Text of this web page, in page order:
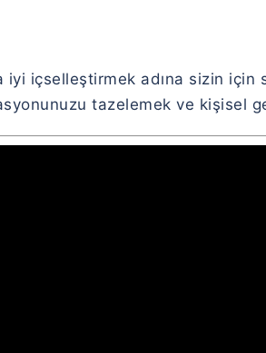
iyi içselleştirmek adına sizin için
tazelemek ve kişisel